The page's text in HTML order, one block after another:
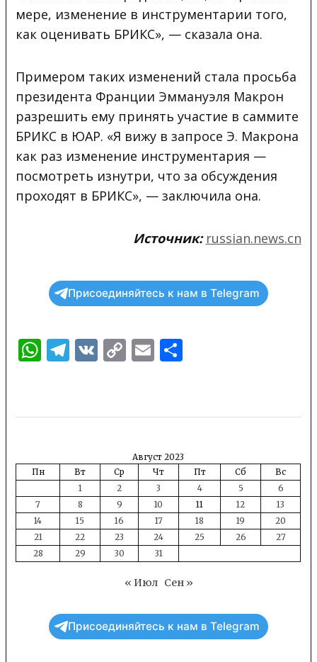
мере, изменение в инструментарии того,
как оценивать БРИКС», — сказала она.
Примером таких изменений стала просьба
президента Франции Эммануэля Макрон
разрешить ему принять участие в саммите
БРИКС в ЮАР. «Я вижу в запросе Э. Макрона
как раз изменение инструментария —
посмотреть изнутри, что за обсуждения
проходят в БРИКС», — заключила она.
Источник: russian.news.cn
Присоединяйтесь к нам в Telegram
WhatsApp
Telegram
VKCopyEmail
Август 2023
Пн
Вт Ср Чт Пт Сб
Вс
1
2 3 4 5
6
7
8 9 10 11 12
13
14
15 16 17 18 19
20
21
22 23 24 25 26
27
28
29 30 31
« Июл Сен »
Присоединяйтесь к нам в Telegram